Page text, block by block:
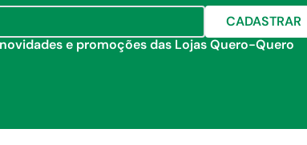
CADASTRAR
e promoções das Lojas Quero-Quero